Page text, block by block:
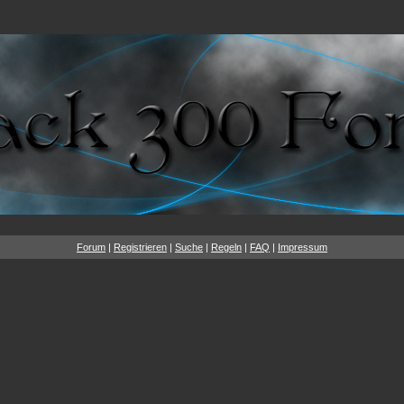
Forum | Registrieren | Suche | Regeln | FAQ | Impressum